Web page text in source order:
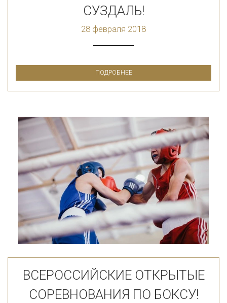
СУЗДАЛЬ!
28 февраля 2018
ПОДРОБНЕЕ
ВСЕРОССИЙСКИЕ ОТКРЫТЫЕ
СОРЕВНОВАНИЯ ПО БОКСУ!